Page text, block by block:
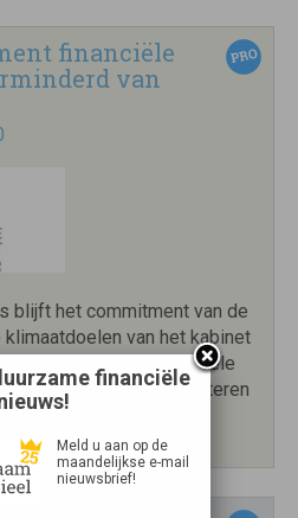
financiële
van
blijft het commitment van de
van het kabinet
Dat betekent dat financiële
2020 zullen rapporteren
hun financieringen en
[…]lees meer
financiële
Meld u aan op de
maandelijkse e-mail
nieuwsbrief!